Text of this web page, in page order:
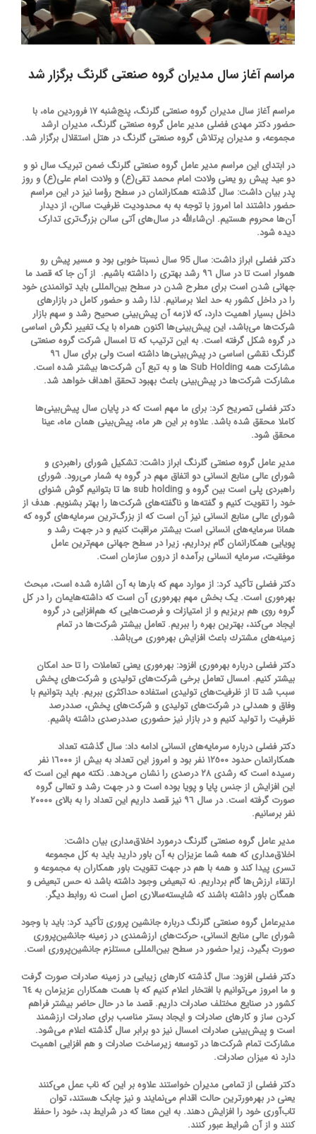
مراسم آغاز سال مدیران گروه صنعتی گلرنگ برگزار شد
مراسم آغاز سال مدیران گروه صنعتی گلرنگ، پنج‌شنبه ۱۷ فروردین ماه، با
حضور دکتر مهدی فضلی مدیر عامل گروه صنعتی گلرنگ، مدیران ارشد
مجموعه، و مدیران پرتلاش گروه صنعتی گلرنگ در هتل استقلال برگزار شد.
در ابتدای این مراسم مدیر عامل گروه صنعتی گلرنگ ضمن تبریک سال نو و
دو عید پیش رو یعنی ولادت امام محمد تقی(ع) و ولادت امام علی(ع) و روز
پدر بیان داشت: سال گذشته همکارانمان در سطح رؤسا نیز در این مراسم
حضور داشتند اما امروز با توجه به به محدودیت ظرفیت سالن، از دیدار
آن‌ها محروم هستیم. ان‌شاءالله در سال‌های آتی سالن بزرگ‌تری تدارک
دیده شود.
دکتر فضلی ابراز داشت: سال 95 سال نسبتا خوبی بود و مسیر پیش رو
هموار است تا در سال‌ ٩٦ رشد بهتری را داشته باشیم. از آن جا که قصد ما
جهانی شدن است برای مطرح شدن در سطح بین‌المللی باید توانمندی خود
را در داخل کشور به حد اعلا برسانیم. لذا رشد و حضور كامل در بازارهای
داخل بسیار اهمیت دارد، كه لازمه آن پیش‌بینی صحیح رشد و سهم بازار
شركت‌ها می‌باشد، این پیش‌بینی‌ها اكنون همراه با یک تغییر نگرش اساسی
در گروه شکل گرفته است. به این ترتیب که تا امسال شرکت گروه صنعتی
گلرنگ نقشی اساسی در پیش‌بینی‌ها داشته است ولی برای سال ٩٦
مشاركت همه Sub Holding ها و به تبع آن شركت‌ها بیشتر شده است.
مشاركت شركت‌ها در پیش‌بینی باعث بهبود تحقق اهداف خواهد شد.
دکتر فضلی تصریح کرد: برای ما مهم است که در پایان سال پیش‌بینی‌ها
کاملا محقق شده باشد. علاوه بر این هر ماه، پیش‌بینی‌ همان ماه، عینا
محقق شود.
مدیر عامل گروه صنعتی گلرنگ ابراز داشت: تشکیل شورای راهبردی و
شورای عالی منابع انسانی دو اتفاق مهم در گروه به شمار می‌رود. شورای
راهبردی پلی است بین گروه و sub holding ها تا بتوانیم گوش شنوای
خود را تقویت کنیم و گفته‌ها و ناگفته‌های شرکت‌ها را بهتر بشنویم. هدف از
شورای عالی منابع انسانی نیز آن است که از بزرگ‌ترین سرمایه‌های گروه که
همانا سرمایه‌های انسانی است بیشتر مراقبت کنیم و در جهت رشد و
پویایی همکارانمان گام برداریم، زیرا در سطح جهانی مهم‌ترین عامل
موفقیت، سرمایه انسانی برآمده از درون سازمان است.
دکتر فضلی تأکید کرد: از موارد مهم که بارها به آن اشاره شده‌ است، مبحث
بهره‌وری است. یک بخش مهم بهره‌وری آن است که داشته‌هایمان را در کل
گروه روی هم بریزیم و از امتیازات و فرصت‌هایی كه هم‌افزایی در گروه
ایجاد می‌كند، بهترین بهره را ببریم. تعامل بیشتر شركت‌ها در تمام
زمینه‌های مشترك باعث افزایش بهره‌وری می‌باشد.
دکتر فضلی درباره بهره‌وری افزود: بهره‌وری یعنی تعاملات را تا حد امکان
بیشتر کنیم. امسال تعامل برخی شرکت‌های تولیدی و شرکت‌های پخش
سبب شد تا از ظرفیت‌های تولیدی استفاده حداکثری ببریم. باید بتوانیم با
وفاق و همدلی در شرکت‌های تولیدی و شرکت‌های پخش، صددرصد
ظرفیت را تولید کنیم و در بازار نیز حضوری صددرصدی داشته باشیم.
دکتر فضلی درباره سرمایه‌های انسانی ادامه داد: سال گذشته تعداد
همکارانمان حدود ١٢٥٠٠ نفر بود و امروز این تعداد به بیش از ١٦٠٠٠ نفر
رسیده است که رشدی ٢٨ درصدی را نشان می‌دهد. نکته مهم این است که
این افزایش از جنس پایا و پویا بوده است و در جهت رشد و تعالی گروه
صورت گرفته است. در سال ٩٦ نیز قصد داریم این تعداد را به بالای ٢٠٠٠٠
نفر برسانیم.
مدیر عامل گروه صنعتی گلرنگ درمورد اخلاق‌مداری بیان داشت:
اخلاق‌مداری که همه شما عزیزان به آن باور دارید باید به کل مجموعه
تسری پیدا کند و همه با هم در جهت تقویت باور همکاران به مجموعه و
ارتقاء ارزش‌ها گام برداریم. نه تبعیض وجود داشته باشد نه حس تبعیض و
همگان باور داشته باشند که شایسته‌سالاری اصل است نه روابط دیگر.
مدیرعامل گروه صنعتی گلرنگ درباره جانشین پروری تأکید کرد: باید با وجود
شورای عالی منابع انسانی، حرکت‌های ارزشمندی در زمینه جانشین‌پروری
صورت بگیرد، زیرا حضور در سطح بین‌المللی مستلزم جانشین‌پروری است.
دکتر فضلی افزود: سال گذشته کارهای زیبایی در زمینه صادرات صورت گرفت
و ما امروز می‌توانیم با افتخار اعلام کنیم که با همت همکاران عزیزمان به ٦٤
کشور در صنایع مختلف صادرات داریم. قصد ما در حال حاضر بیشتر فراهم
کردن ساز و کارهای صادرات و ایجاد بستر مناسب برای صادرات ارزشمند
است و پیش‌بینی صادرات امسال نیز دو برابر سال گذشته اعلام می‌شود.
مشاركت تمام شركت‌ها در توسعه زیرساخت صادرات و هم افزایی اهمیت
دارد نه میزان صادرات.
دکتر فضلی از تمامی مدیران خواستند علاوه بر این که ناب عمل می‌کنند
یعنی در بهره‌ورترین حالت اقدام می‌نمایند و نیز چابک هستند، توان
تاب‌آوری خود را افزایش دهند. به این معنا که در شرایط بد، خود را حفظ
کنند و از آن شرایط عبور کنند.